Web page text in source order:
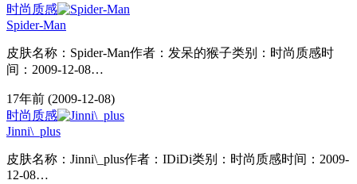
时尚质感
Spider-Man
皮肤名称：Spider-Man作者：发呆的猴子类别：时尚质感时
间：2009-12-08…
17年前 (2009-12-08)
时尚质感
Jinni\_plus
皮肤名称：Jinni\_plus作者：IDiDi类别：时尚质感时间：2009-
12-08…